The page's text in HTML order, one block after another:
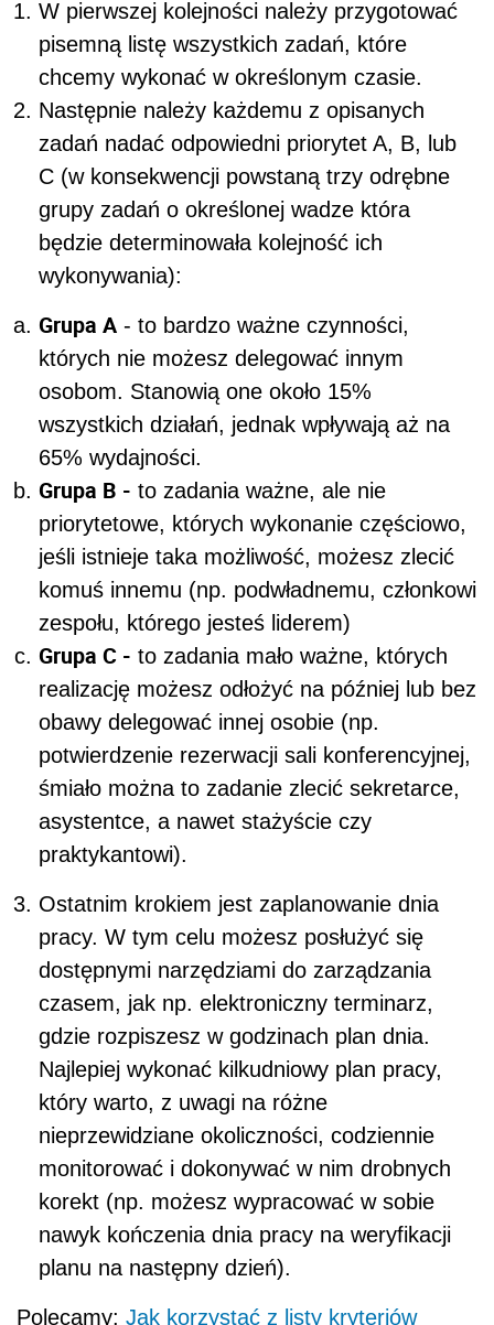
W pierwszej kolejności należy przygotować
pisemną listę wszystkich zadań, które
chcemy wykonać w określonym czasie.
Następnie należy każdemu z opisanych
zadań nadać odpowiedni priorytet A, B, lub
C (w konsekwencji powstaną trzy odrębne
grupy zadań o określonej wadze która
będzie determinowała kolejność ich
wykonywania):
Grupa A - to bardzo ważne czynności,
których nie możesz delegować innym
osobom. Stanowią one około 15%
wszystkich działań, jednak wpływają aż na
65% wydajności.
Grupa B - to zadania ważne, ale nie
priorytetowe, których wykonanie częściowo,
jeśli istnieje taka możliwość, możesz zlecić
komuś innemu (np. podwładnemu, członkowi
zespołu, którego jesteś liderem)
Grupa C - to zadania mało ważne, których
realizację możesz odłożyć na później lub bez
obawy delegować innej osobie (np.
potwierdzenie rezerwacji sali konferencyjnej,
śmiało można to zadanie zlecić sekretarce,
asystentce, a nawet stażyście czy
praktykantowi).
Ostatnim krokiem jest zaplanowanie dnia
pracy. W tym celu możesz posłużyć się
dostępnymi narzędziami do zarządzania
czasem, jak np. elektroniczny terminarz,
gdzie rozpiszesz w godzinach plan dnia.
Najlepiej wykonać kilkudniowy plan pracy,
który warto, z uwagi na różne
nieprzewidziane okoliczności, codziennie
monitorować i dokonywać w nim drobnych
korekt (np. możesz wypracować w sobie
nawyk kończenia dnia pracy na weryfikacji
planu na następny dzień).
Polecamy: Jak korzystać z listy kryteriów